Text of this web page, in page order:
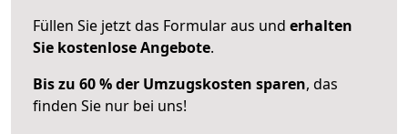
Füllen Sie jetzt das Formular aus und erhalten
Sie kostenlose Angebote.
Bis zu 60 % der Umzugskosten sparen, das
finden Sie nur bei uns!